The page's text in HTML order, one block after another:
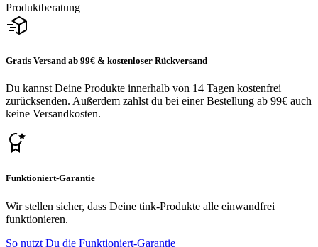
Produktberatung
Gratis Versand ab 99€ & kostenloser Rückversand
Du kannst Deine Produkte innerhalb von 14 Tagen kostenfrei
zurücksenden. Außerdem zahlst du bei einer Bestellung ab 99€ auch
keine Versandkosten.
Funktioniert-Garantie
Wir stellen sicher, dass Deine tink-Produkte alle einwandfrei
funktionieren.
So nutzt Du die Funktioniert-Garantie